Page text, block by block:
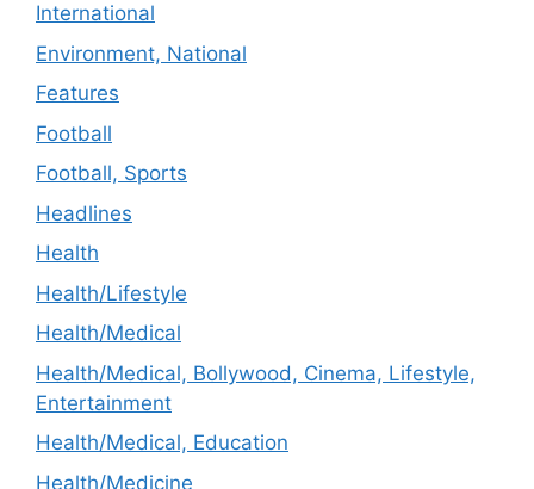
International
Environment, National
Features
Football
Football, Sports
Headlines
Health
Health/Lifestyle
Health/Medical
Health/Medical, Bollywood, Cinema, Lifestyle,
Entertainment
Health/Medical, Education
Health/Medicine